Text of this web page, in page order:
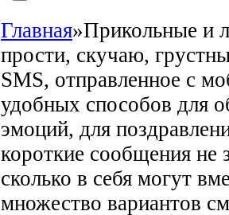
Главная»Прикольные и
прости, скучаю,
SMS, отправленное с
удобных способов для
эмоций, для
короткие сообщения не
сколько в себя могут
множество вариантов